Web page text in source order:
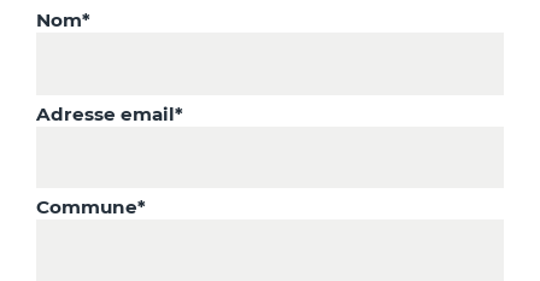
Nom*
Adresse email*
Commune*